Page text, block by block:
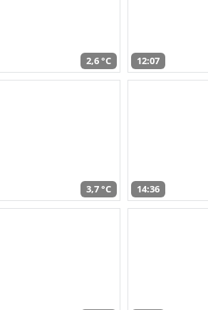
2,6 °C 12:07
3,7 °C 14:36